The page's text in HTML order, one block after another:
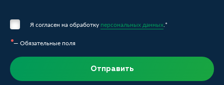
Я согласен на обработку персональных данных.*
— Обязательные поля
Отправить